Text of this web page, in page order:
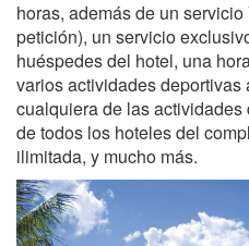
horas, además de un
petición), un servicio
huéspedes del hotel, una
varios actividades deportivas
cualquiera de las
de todos los hoteles del
ilimitada, y mucho más.